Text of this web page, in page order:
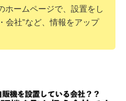
ホームページで、設置をし
会社”など、情報をアップ